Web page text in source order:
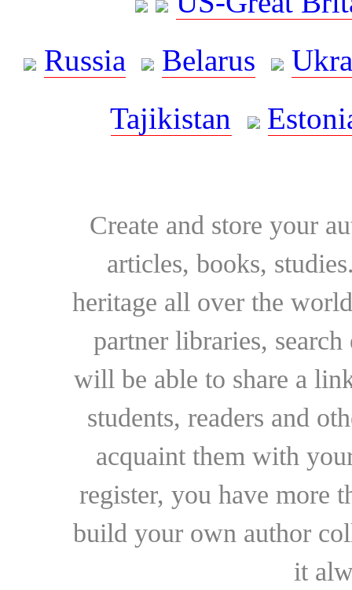
Russia
Belarus
Tajikistan
Create and store your
articles, books,
heritage all over the
partner libraries,
will be able to share a
students, readers and
acquaint them with
register, you have more
build your own author
it